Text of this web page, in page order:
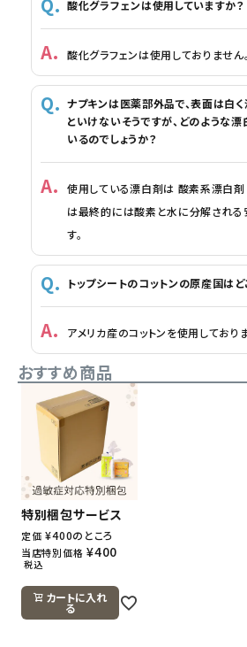
酸化グラフェンは使用していますか？
酸化グラフェンは使用しておりません。
ナプキンは医薬部外品で、表面は白
といけないそうですが、どのような
いるのでしょうか？
使用している漂白剤は 酸素系漂白剤
は最終的には酸素と水に分解され
す。
トップシートのコットンの原産国はど
アメリカ産のコットンを使用しておりま
おすすめ商品
特別梱包サービス
定価 ¥400のところ
当店特別価格 ¥400
税込
カートに入れ
る